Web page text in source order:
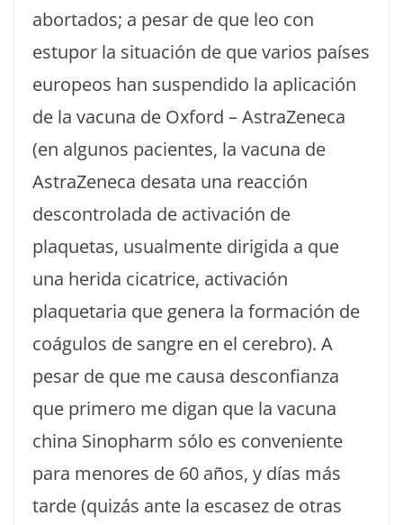
abortados; a pesar de que leo con
estupor la situación de que varios países
europeos han suspendido la aplicación
de la vacuna de Oxford – AstraZeneca
(en algunos pacientes, la vacuna de
AstraZeneca desata una reacción
descontrolada de activación de
plaquetas, usualmente dirigida a que
una herida cicatrice, activación
plaquetaria que genera la formación de
coágulos de sangre en el cerebro). A
pesar de que me causa desconfianza
que primero me digan que la vacuna
china Sinopharm sólo es conveniente
para menores de 60 años, y días más
tarde (quizás ante la escasez de otras